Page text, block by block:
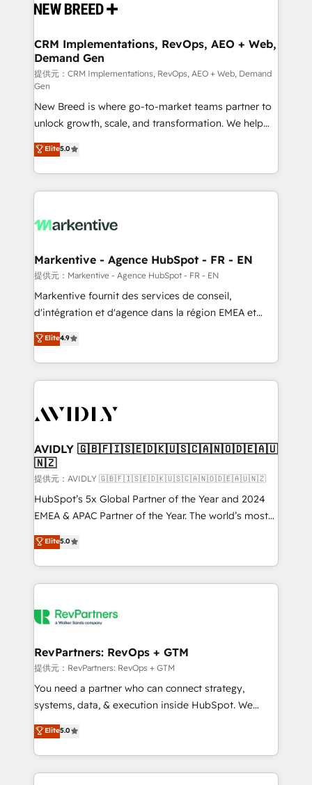
革を、構想から実装・定着までPMOとして主導。「設
の統合・浸透・変革管理を実行します。 ▸ CMS戦略設
計・構築：リード獲得・CVR・SEOを前提にした情報設
計・導線設計・テンプレート設計をContent Hubで一体
提供。 ▸ 既存CRM・MAからの移行支援：Salesforce・
Marketo・Pardot等からの移行、カスタム設計、履歴
データ移行と活用設計まで。 ▸ AEO対応：ChatGPT・
ンツとサイト構造を最適化。 🏆 なぜ100incを選ぶの
か？ ✓ HubSpot Eliteパートナー認定 ✓ HubSpotアワ
ード受賞・HUGリーダー ✓ ISO27001:2022 /
HubSpot大百科 出版 CRM・AI活用に関するご相談、現
せください。
and system integrations powered by Globalia’s
trainers to drive platform adoption. 📈 Revenue
Generation - Full-funnel marketing and high-
performance advertising via Point Success Media. -
Expert deployment of Breeze AI and custom agents
to automate growth. 🏆 Elite Excellence - 8 platform
accreditations and deep HIPAA-compliance
expertise. - A team of 250+ experts dedicated to
your resilient growth.
CRM Implementations, RevOps, AEO + Web,
Demand Gen
提供元：CRM Implementations, RevOps, AEO + Web, Demand
Gen
New Breed is where go-to-market teams partner to
unlock growth, scale, and transformation. We help
companies activate HubSpot’s AI-powered
customer platform and operationalize HubSpot’s
Loop Marketing framework through expert-led
services, smart agents, and purpose-built apps,
results, fast. ⚙️CRM & RevOps: Align all Hubs to your
🎯Demand Gen & ABM: Drive pipeline with inbound,
ABM, AEO, SEO, & paid media. 👩‍💻Web Design:
Build high-performing websites with UX, messaging,
& conversion strategy that drive results. 🤖AI
AI, & maximize AEO with tailored AI services. 🧩
Integrations: Extend HubSpot with custom
Elite5.0
Markentive - Agence HubSpot - FR - EN
提供元：Markentive - Agence HubSpot - FR - EN
Markentive fournit des services de conseil,
d'intégration et d'agence dans la région EMEA et
North America. Avec plus de 115 experts en
marketing automation, Growth, Revops, CRM et
webdesign. Markentive is both a consulting firm, a
digital agency and an integrator. With over 115
CRM and webdesign (We focus on EMEA - USA
Elite4.9
AVIDLY 🇬🇧🇫🇮🇸🇪🇩🇰🇺🇸🇨🇦🇳🇴🇩🇪🇦🇺
🇳🇿
提供元：AVIDLY 🇬🇧🇫🇮🇸🇪🇩🇰🇺🇸🇨🇦🇳🇴🇩🇪🇦🇺🇳🇿
HubSpot’s 5x Global Partner of the Year and 2024
EMEA & APAC Partner of the Year. The world’s most
experienced and fully accredited HubSpot Solutions
Partner. 🚀 With 2,750+ HubSpot projects delivered
and 370+ specialists across EMEA, APAC and NAM,
we de-risk complex CRM programmes and
multi-region migrations to AI-powered automation,
scale. 🏆 HubSpot’s CEO called us “the partner of the
future.” Others agree it is proof of trust built through
measurable impact.
Elite5.0
RevPartners: RevOps + GTM
提供元：RevPartners: RevOps + GTM
You need a partner who can connect strategy,
systems, data, & execution inside HubSpot. We
bridge the gap where most agencies fall short by
combining GTM strategy with technical execution to
solve the right problem with the right solution. As the
only firm in the world to hold Elite Partner
Elite5.0